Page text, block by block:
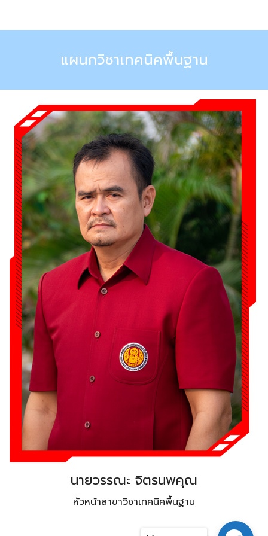
Search
for:
Search
แผนกวิชาเทคนิคพื้นฐาน
นายวรรณะ จิตรนพคุณ
หัวหน้าสาขาวิชาเทคนิคพื้นฐาน